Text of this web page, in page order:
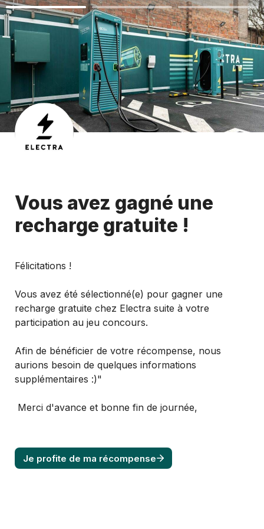
Vous avez gagné une
recharge gratuite !
Félicitations !
Vous avez été sélectionné(e) pour gagner une
recharge gratuite chez Electra suite à votre
participation au jeu concours.
Afin de bénéficier de votre récompense, nous
aurions besoin de quelques informations
supplémentaires :)"
Merci d'avance et bonne fin de journée,
Je profite de ma récompense